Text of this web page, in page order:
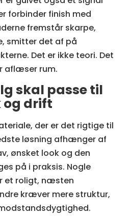
forbinder finish med
fremstår skarpe,
smitter det af på
Det er ikke teori. Det
aflæser rum.
skal passe til
og drift
der er det rigtige til
løsning afhænger af
ønsket look og den
på i praksis. Nogle
et roligt, næsten
kræver mere struktur,